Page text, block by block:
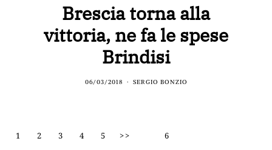
Brescia torna alla
vittoria, ne fa le spese
Brindisi
06/03/2018 SERGIO BONZIO
1 2 3 4 5 >> 6